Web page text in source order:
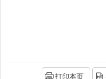
打印本页